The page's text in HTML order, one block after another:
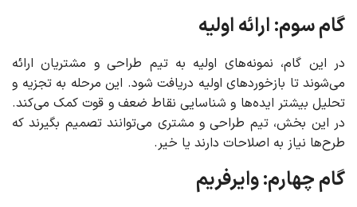
گام سوم: ارائه اولیه
در این گام، نمونه‌های اولیه به تیم طراحی و مشتریان ارائه
می‌شوند تا بازخوردهای اولیه دریافت شود. این مرحله به تجزیه و
تحلیل بیشتر ایده‌ها و شناسایی نقاط ضعف و قوت کمک می‌کند.
در این بخش، تیم طراحی و مشتری می‌توانند تصمیم بگیرند که
طرح‌ها نیاز به اصلاحات دارند یا خیر.
گام چهارم: وایرفریم